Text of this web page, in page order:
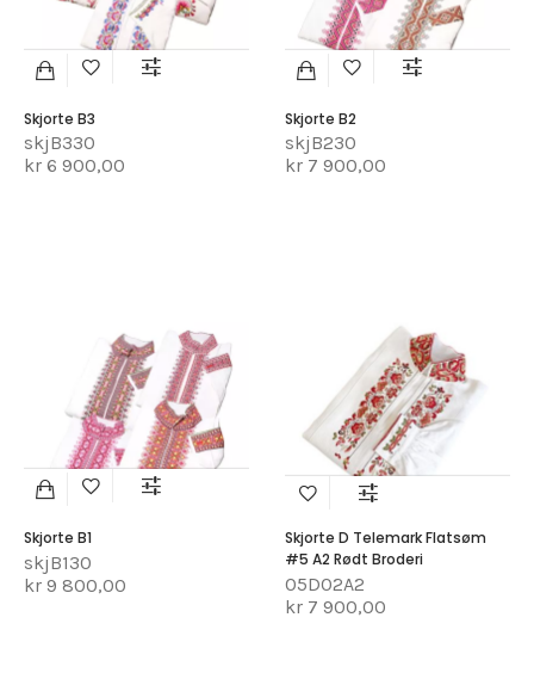
Skjorte B3
skjB330
kr 6 900,00
Skjorte B2
skjB230
kr 7 900,00
Skjorte B1
skjB130
kr 9 800,00
Skjorte D Telemark Flatsøm
#5 A2 Rødt Broderi
05D02A2
kr 7 900,00